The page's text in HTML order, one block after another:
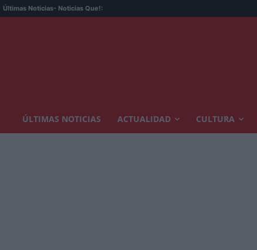
Últimas Noticias- Noticias Que!:
ÚLTIMAS NOTICIAS ACTUALIDAD CULTURA